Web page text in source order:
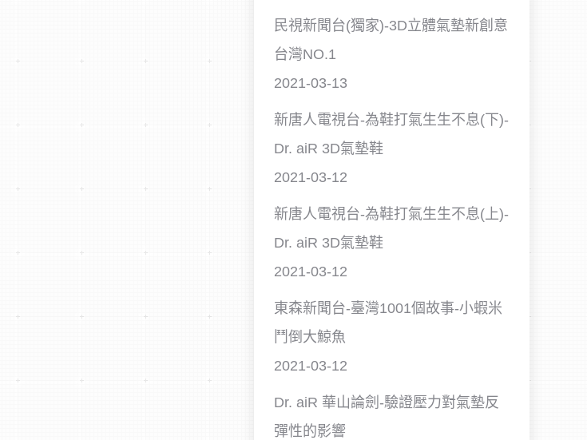
民視新聞台(獨家)-3D立體氣墊新創意
台灣NO.1
2021-03-13
新唐人電視台-為鞋打氣生生不息(下)-
Dr. aiR 3D氣墊鞋
2021-03-12
新唐人電視台-為鞋打氣生生不息(上)-
Dr. aiR 3D氣墊鞋
2021-03-12
東森新聞台-臺灣1001個故事-小蝦米
鬥倒大鯨魚
2021-03-12
Dr. aiR 華山論劍-驗證壓力對氣墊反
彈性的影響